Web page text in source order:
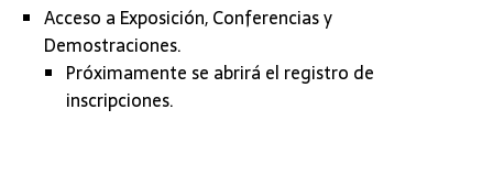
Acceso a Exposición, Conferencias y
Demostraciones.
Próximamente se abrirá el registro de
inscripciones.